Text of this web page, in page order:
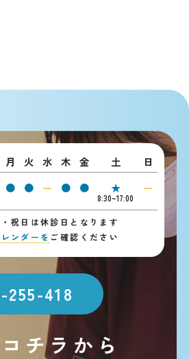
月 火 水 木 金 土
日
● ● ー ● ● ★
8:30~17:00
ー
祝日は休診日となります
ンダーを ご確認ください
255-418
チラから